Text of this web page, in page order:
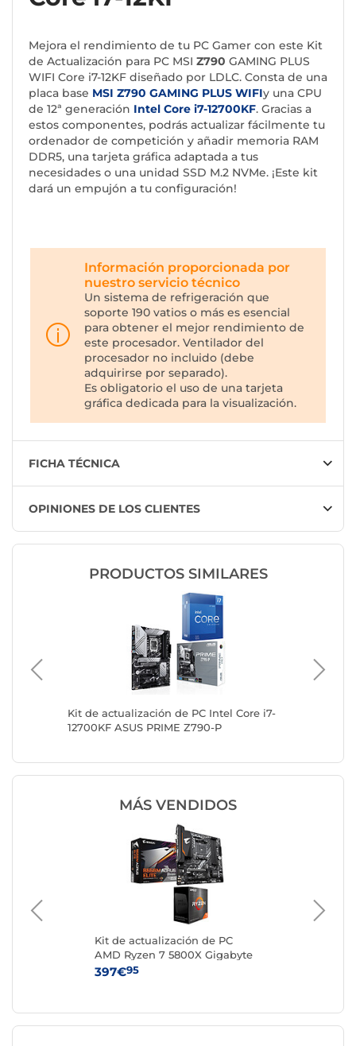
Mejora el rendimiento de tu PC Gamer con este Kit
de Actualización para PC MSI Z790 GAMING PLUS
WIFI Core i7-12KF diseñado por LDLC. Consta de una
placa base MSI Z790 GAMING PLUS WIFIy una CPU
de 12ª generación Intel Core i7-12700KF. Gracias a
estos componentes, podrás actualizar fácilmente tu
ordenador de competición y añadir memoria RAM
DDR5, una tarjeta gráfica adaptada a tus
necesidades o una unidad SSD M.2 NVMe. ¡Este kit
dará un empujón a tu configuración!
Información proporcionada por
nuestro servicio técnico
Un sistema de refrigeración que
soporte 190 vatios o más es esencial
para obtener el mejor rendimiento de
este procesador. Ventilador del
procesador no incluido (debe
adquirirse por separado).
Es obligatorio el uso de una tarjeta
gráfica dedicada para la visualización.
FICHA TÉCNICA
OPINIONES DE LOS CLIENTES
PRODUCTOS SIMILARES
Kit de actualización de PC Intel Core i7-
12700KF ASUS PRIME Z790-P
MÁS VENDIDOS
Kit de actualización de PC
AMD Ryzen 7 5800X Gigabyte
B550M AORUS ELITE
397€95